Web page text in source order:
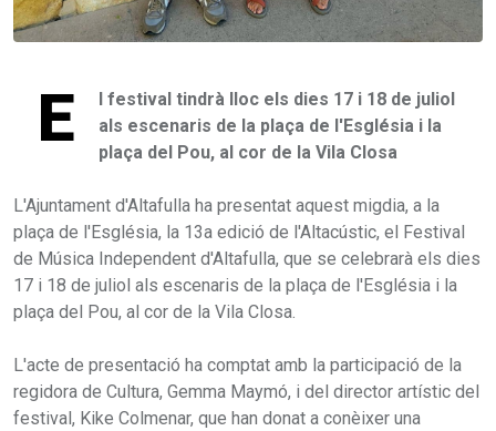
E
l festival tindrà lloc els dies 17 i 18 de juliol
als escenaris de la plaça de l'Església i la
plaça del Pou, al cor de la Vila Closa
L'Ajuntament d'Altafulla ha presentat aquest migdia, a la
plaça de l'Església, la 13a edició de l'Altacústic, el Festival
de Música Independent d'Altafulla, que se celebrarà els dies
17 i 18 de juliol als escenaris de la plaça de l'Església i la
plaça del Pou, al cor de la Vila Closa.
L'acte de presentació ha comptat amb la participació de la
regidora de Cultura, Gemma Maymó, i del director artístic del
festival, Kike Colmenar, que han donat a conèixer una